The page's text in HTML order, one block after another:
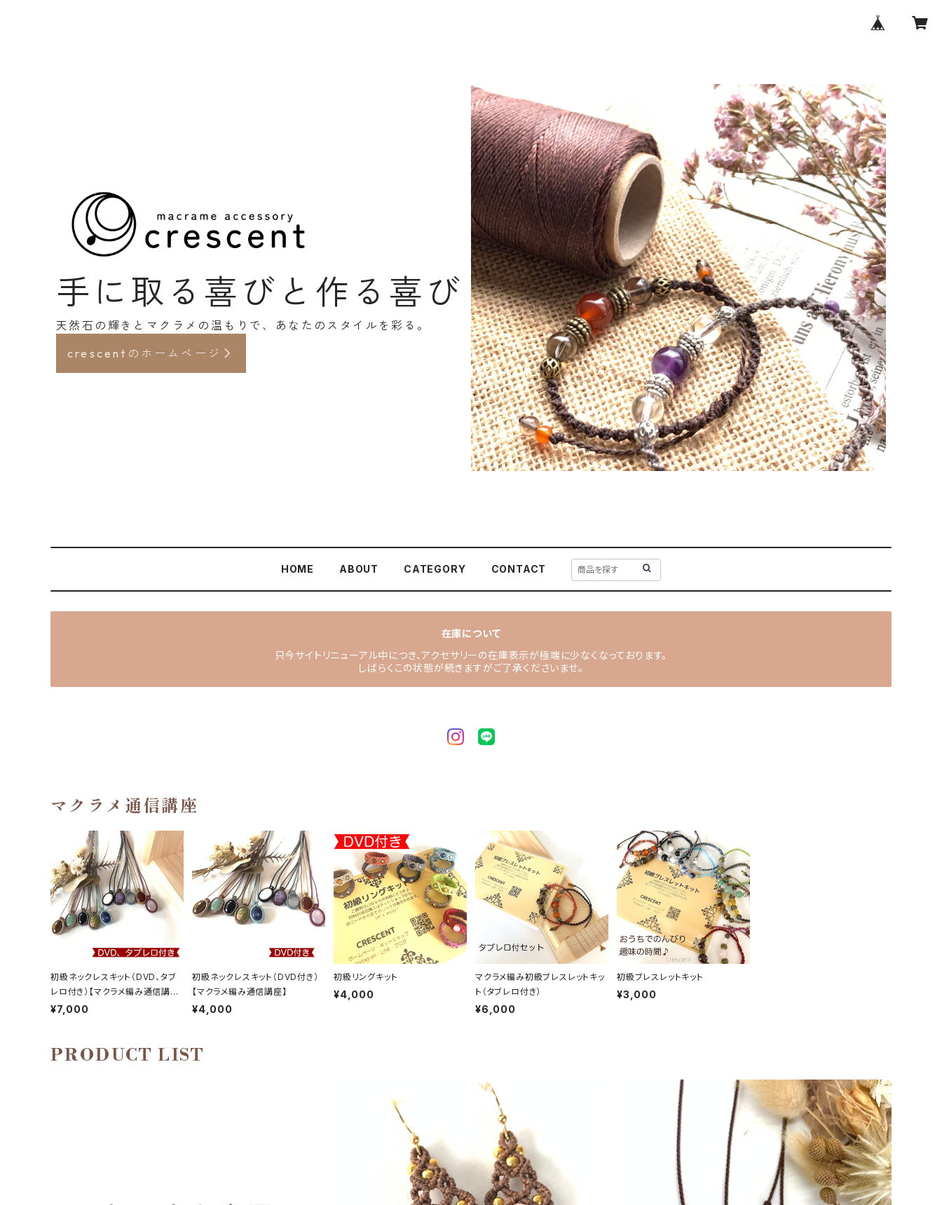
手に取る喜びと作る喜び
天然石の輝きとマクラメの温もりで、あなたのスタイルを彩る。
crescentのホームページ
HOME ABOUT CATEGORY CONTACT
在庫について
只今サイトリニューアル中につき、アクセサリーの在庫表示が極端に少なくなっております。
しばらくこの状態が続きますがご了承くださいませ。
マクラメ通信講座
初級ネックレスキット（DVD、タブ
レロ付き）【マクラメ編み通信講
座】
¥7,000
初級ネックレスキット（DVD付き）
【マクラメ編み通信講座】
¥4,000
初級リングキット
¥4,000
マクラメ編み初級ブレスレットキッ
ト（タブレロ付き）
¥6,000
初級ブレスレットキット
¥3,000
PRODUCT LIST